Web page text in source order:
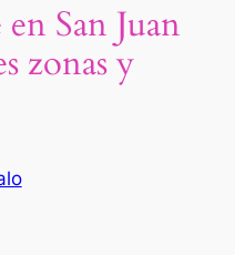
San Juan
zonas y